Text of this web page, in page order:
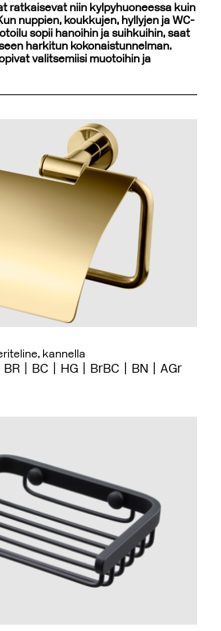
ratkaisevat niin kylpyhuoneessa kuin
nuppien, koukkujen, hyllyjen ja WC-
sopii hanoihin ja suihkuihin, saat
harkitun kokonaistunnelman.
valitsemiisi muotoihin ja
kannella
BR BC HG BrBC BN AGr